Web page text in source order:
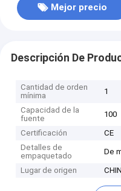
Mejor precio
Descripción De
Cantidad de orden
mínima
1
Capacidad de la
fuente
100
Certificación
CE
Detalles de
empaquetado
De
Lugar de origen